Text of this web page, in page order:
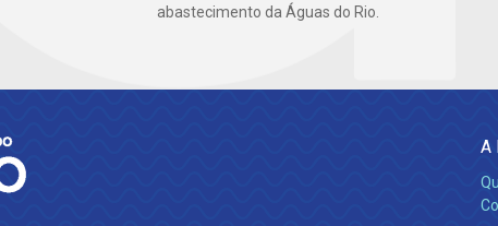
abastecimento da Águas do Rio.
A